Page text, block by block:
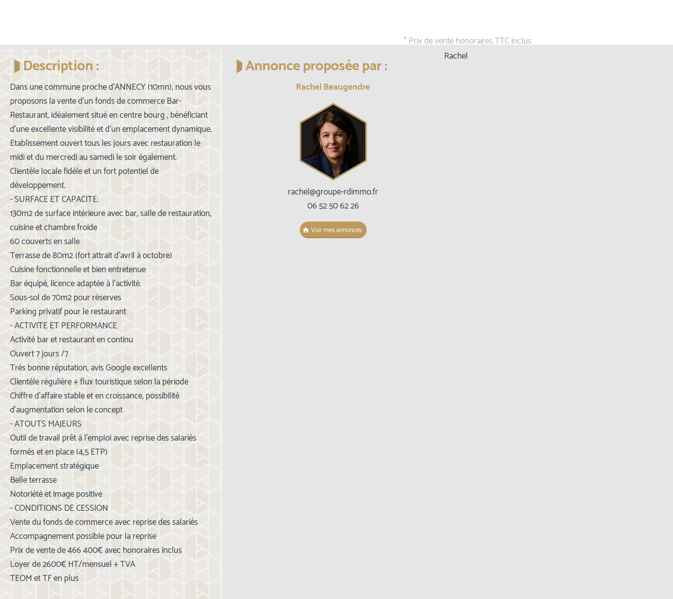
* Prix de vente honoraires TTC inclus
Description :
Dans une commune proche d'ANNECY (10mn), nous vous
proposons la vente d'un fonds de commerce Bar-
Restaurant, idéalement situé en centre bourg , bénéficiant
d'une excellente visibilité et d'un emplacement dynamique.
Etablissement ouvert tous les jours avec restauration le
midi et du mercredi au samedi le soir également.
Clientèle locale fidèle et un fort potentiel de
développement.
- SURFACE ET CAPACITE:
130m2 de surface intérieure avec bar, salle de restauration,
cuisine et chambre froide
60 couverts en salle
Terrasse de 80m2 (fort attrait d'avril à octobre)
Cuisine fonctionnelle et bien entretenue
Bar équipé, licence adaptée à l'activité.
Sous-sol de 70m2 pour réserves
Parking privatif pour le restaurant
- ACTIVITE ET PERFORMANCE
Activité bar et restaurant en continu
Ouvert 7 jours /7
Très bonne réputation, avis Google excellents
Clientèle régulière + flux touristique selon la période
Chiffre d'affaire stable et en croissance, possibilité
d'augmentation selon le concept
- ATOUTS MAJEURS
Outil de travail prêt à l'emploi avec reprise des salariés
formés et en place (4,5 ETP)
Emplacement stratégique
Belle terrasse
Notoriété et image positive
- CONDITIONS DE CESSION
Vente du fonds de commerce avec reprise des salariés
Accompagnement possible pour la reprise
Prix de vente de 466 400€ avec honoraires inclus
Loyer de 2600€ HT/mensuel + TVA
TEOM et TF en plus
Rachel
Annonce proposée par :
Rachel Beaugendre
rachel@groupe-rdimmo.fr
06 52 50 62 26
Voir mes annonces